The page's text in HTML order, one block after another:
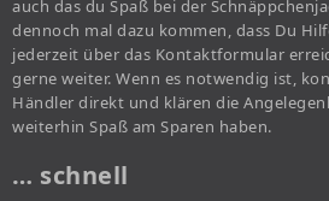
auch das du Spaß bei der
dennoch mal dazu kommen, dass Du
jederzeit über das Kontaktformular
gerne weiter. Wenn es notwendig ist,
Händler direkt und klären die
weiterhin Spaß am Sparen haben.
… schnell